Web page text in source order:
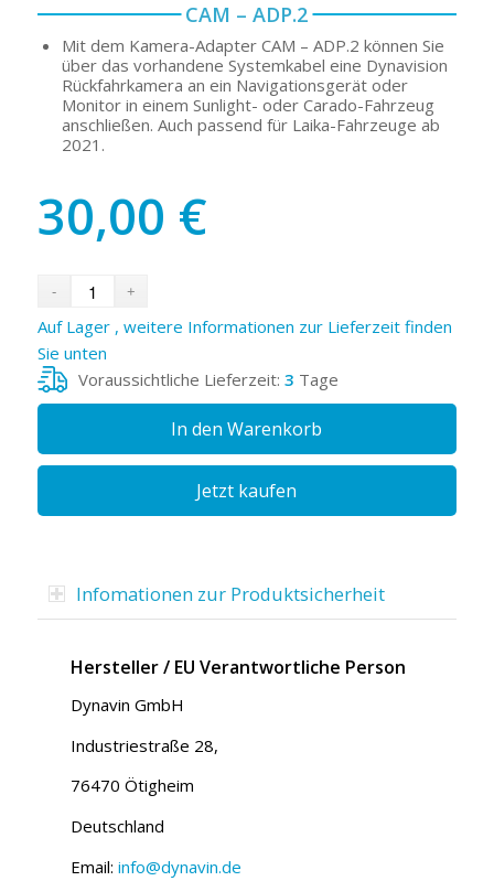
CAM – ADP.2
Mit dem Kamera-Adapter CAM – ADP.2 können Sie
über das vorhandene Systemkabel eine Dynavision
Rückfahrkamera an ein Navigationsgerät oder
Monitor in einem Sunlight- oder Carado-Fahrzeug
anschließen. Auch passend für Laika-Fahrzeuge ab
2021.
30,00 €
Auf Lager , weitere Informationen zur Lieferzeit finden
Sie unten
Voraussichtliche Lieferzeit: 3 Tage
In den Warenkorb
Jetzt kaufen
Infomationen zur Produktsicherheit
Hersteller / EU Verantwortliche Person
Dynavin GmbH
Industriestraße 28,
76470 Ötigheim
Deutschland
Email: info@dynavin.de